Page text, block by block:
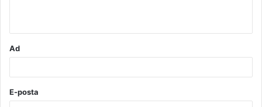
Ad
E-posta